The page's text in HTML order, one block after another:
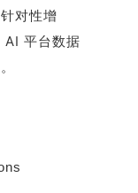
对性增
AI 平台数据